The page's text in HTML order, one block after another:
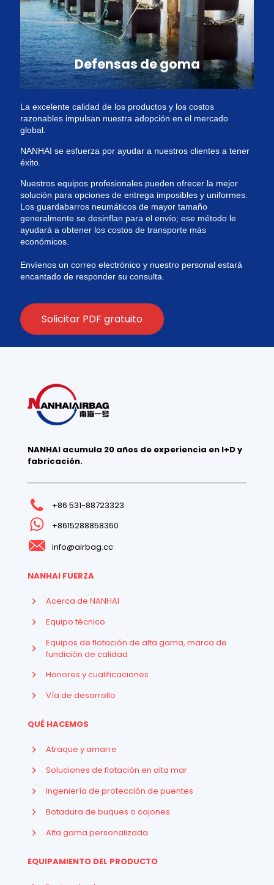
Defensas de goma
La excelente calidad de los productos y los costos
razonables impulsan nuestra adopción en el mercado
global.
NANHAI se esfuerza por ayudar a nuestros clientes a tener
éxito.
Nuestros equipos profesionales pueden ofrecer la mejor
solución para opciones de entrega imposibles y uniformes.
Los guardabarros neumáticos de mayor tamaño
generalmente se desinflan para el envío; ese método le
ayudará a obtener los costos de transporte más
económicos.
Envíenos un correo electrónico y nuestro personal estará
encantado de responder su consulta.
Solicitar PDF gratuito
NANHAI acumula 20 años de experiencia en I+D y
fabricación.
+86 531-88723323
+8615288858360
info@airbag.cc
NANHAI FUERZA
Acerca de NANHAI
Equipo técnico
Equipos de flotación de alta gama, marca de
fundición de calidad
Honores y cualificaciones
Vía de desarrollo
QUÉ HACEMOS
Atraque y amarre
Soluciones de flotación en alta mar
Ingeniería de protección de puentes
Botadura de buques o cajones
Alta gama personalizada
EQUIPAMIENTO DEL PRODUCTO